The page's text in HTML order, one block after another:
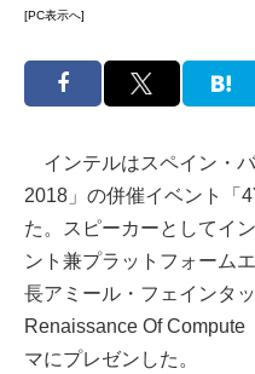
[PC表示へ]
インテルはスペイン・
2018」の併催イベント「
た。スピーカーとしてイ
ント兼プラットフォーム
長アミール・フェインタ
Renaissance Of Compute
マにプレゼンした。